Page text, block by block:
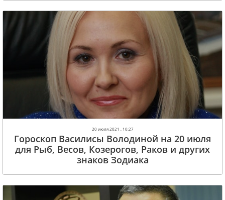
20 июля 2021 , 10:27
Гороскоп Василисы Володиной на 20 июля
для Рыб, Весов, Козерогов, Раков и других
знаков Зодиака